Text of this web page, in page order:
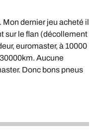
Mon dernier jeu acheté il
sur le flan (décollement
euromaster, à 10000
Aucune
Donc bons pneus